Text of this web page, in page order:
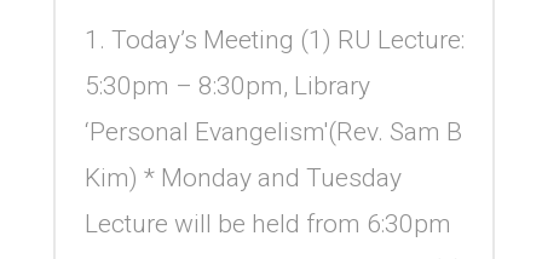
1. Today’s Meeting (1) RU Lecture:
5:30pm – 8:30pm, Library
‘Personal Evangelism'(Rev. Sam B
Kim) * Monday and Tuesday
Lecture will be held from 6:30pm